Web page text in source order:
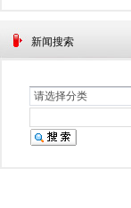
新闻搜索
请选择分类